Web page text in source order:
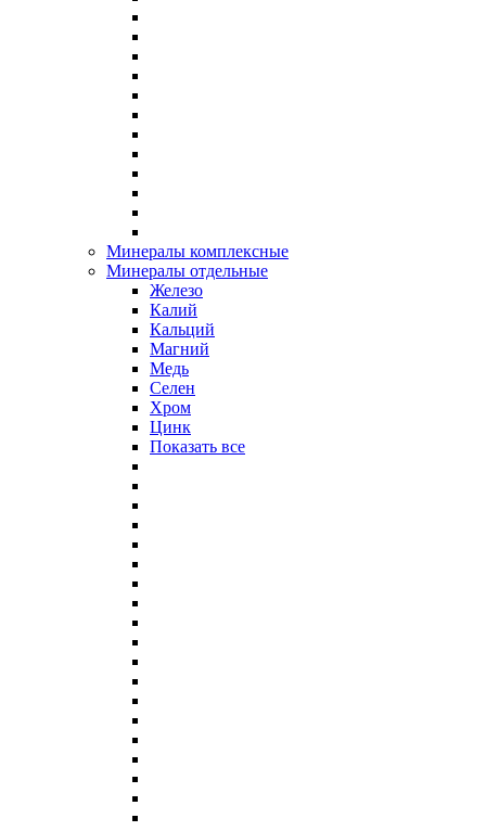
Минералы комплексные
Минералы отдельные
Железо
Калий
Кальций
Магний
Медь
Селен
Хром
Цинк
Показать все